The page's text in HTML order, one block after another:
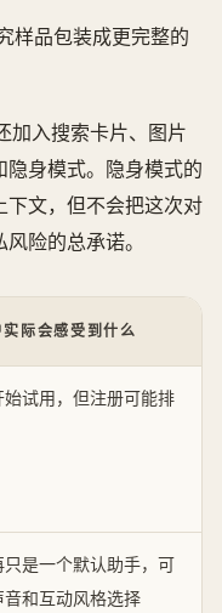
样品包装成更完整的
加入搜索卡片、图片
身模式。隐身模式的
文，但不会把这次对
险的总承诺。
际会感受到什么
始试用，但注册可能排
只是一个默认助手，可
音和互动风格选择